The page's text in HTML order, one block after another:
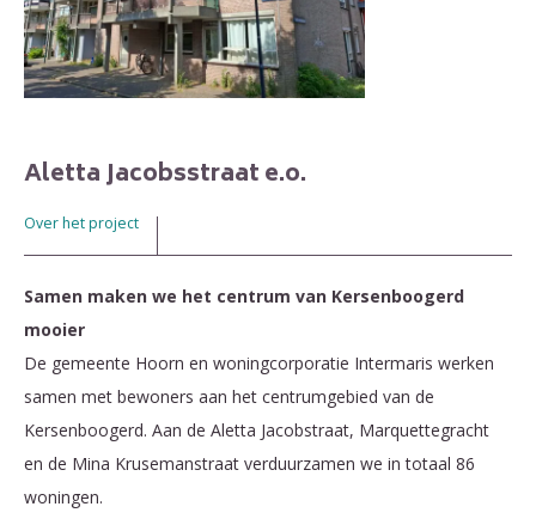
Aletta Jacobsstraat e.o.
Over het project
Samen maken we het centrum van Kersenboogerd
mooier
De gemeente Hoorn en woningcorporatie Intermaris werken
samen met bewoners aan het centrumgebied van de
Kersenboogerd. Aan de Aletta Jacobstraat, Marquettegracht
en de Mina Krusemanstraat verduurzamen we in totaal 86
woningen.